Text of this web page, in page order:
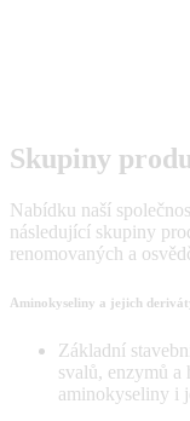
Skupiny
Nabídku naší
následující skupiny
renomovaných a
Aminokyseliny a jejich
Základní
svalů, enzymů a
aminokyseliny i